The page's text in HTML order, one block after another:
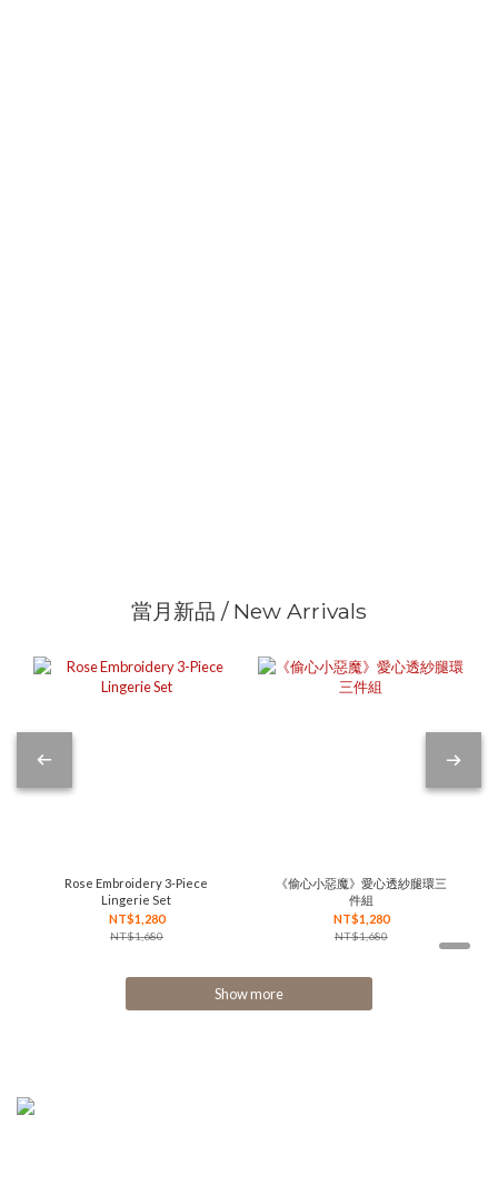
當月新品 / New Arrivals
Rose Embroidery 3-Piece
Lingerie Set
NT$1,280
NT$1,680
《偷心小惡魔》愛心透紗腿環三
件組
NT$1,280
NT$1,680
Show more